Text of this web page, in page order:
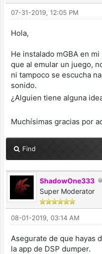
07-31-2019, 12:05 PM
Hola,
He instalado mGBA en
que al emular un juego,
ni tampoco se escucha
sonido.
¿Alguien tiene alguna
Muchísimas gracias por
Find
ShadowOne333
Super Moderator
08-01-2019, 03:14 AM
Asegurate de que hayas
la app de DSP dumper.